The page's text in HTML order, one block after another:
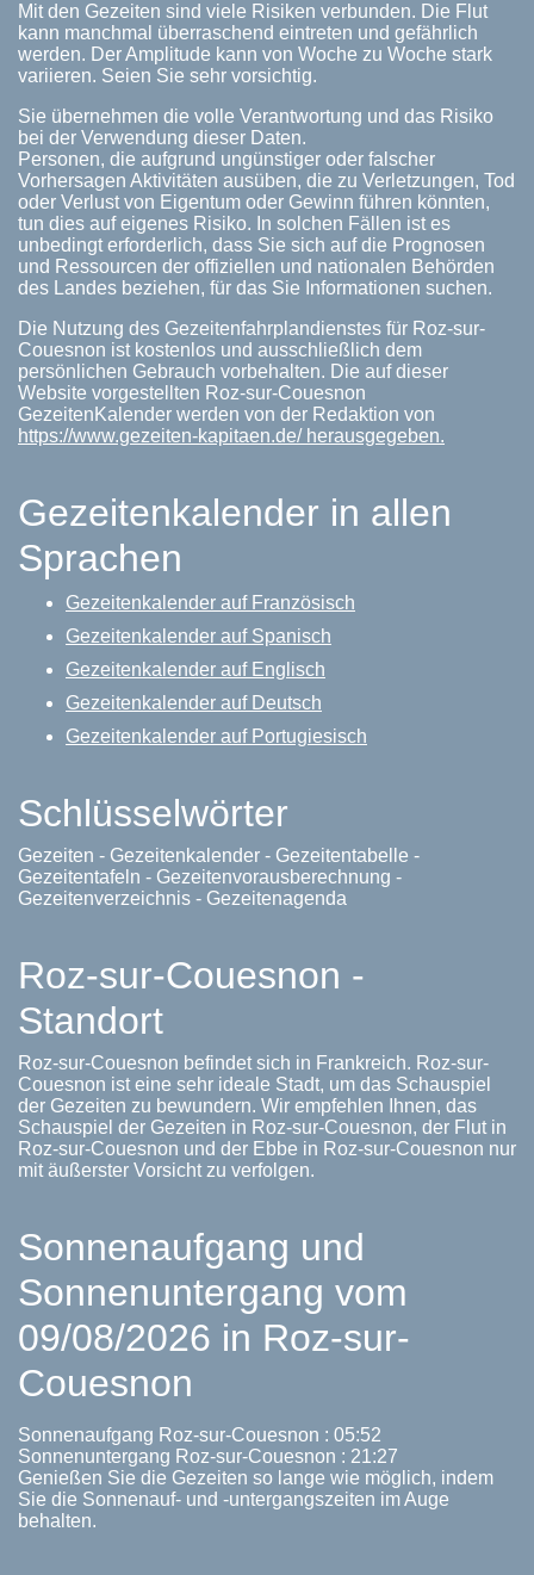
Mit den Gezeiten sind viele Risiken verbunden. Die Flut
kann manchmal überraschend eintreten und gefährlich
werden. Der Amplitude kann von Woche zu Woche stark
variieren. Seien Sie sehr vorsichtig.
Sie übernehmen die volle Verantwortung und das Risiko
bei der Verwendung dieser Daten.
Personen, die aufgrund ungünstiger oder falscher
Vorhersagen Aktivitäten ausüben, die zu Verletzungen, Tod
oder Verlust von Eigentum oder Gewinn führen könnten,
tun dies auf eigenes Risiko. In solchen Fällen ist es
unbedingt erforderlich, dass Sie sich auf die Prognosen
und Ressourcen der offiziellen und nationalen Behörden
des Landes beziehen, für das Sie Informationen suchen.
Die Nutzung des Gezeitenfahrplandienstes für Roz-sur-
Couesnon ist kostenlos und ausschließlich dem
persönlichen Gebrauch vorbehalten. Die auf dieser
Website vorgestellten Roz-sur-Couesnon
GezeitenKalender werden von der Redaktion von
https://www.gezeiten-kapitaen.de/ herausgegeben.
Gezeitenkalender in allen
Sprachen
Gezeitenkalender auf Französisch
Gezeitenkalender auf Spanisch
Gezeitenkalender auf Englisch
Gezeitenkalender auf Deutsch
Gezeitenkalender auf Portugiesisch
Schlüsselwörter
Gezeiten - Gezeitenkalender - Gezeitentabelle -
Gezeitentafeln - Gezeitenvorausberechnung -
Gezeitenverzeichnis - Gezeitenagenda
Roz-sur-Couesnon -
Standort
Roz-sur-Couesnon befindet sich in Frankreich. Roz-sur-
Couesnon ist eine sehr ideale Stadt, um das Schauspiel
der Gezeiten zu bewundern. Wir empfehlen Ihnen, das
Schauspiel der Gezeiten in Roz-sur-Couesnon, der Flut in
Roz-sur-Couesnon und der Ebbe in Roz-sur-Couesnon nur
mit äußerster Vorsicht zu verfolgen.
Sonnenaufgang und
Sonnenuntergang vom
09/08/2026 in Roz-sur-
Couesnon
Sonnenaufgang Roz-sur-Couesnon : 05:52
Sonnenuntergang Roz-sur-Couesnon : 21:27
Genießen Sie die Gezeiten so lange wie möglich, indem
Sie die Sonnenauf- und -untergangszeiten im Auge
behalten.